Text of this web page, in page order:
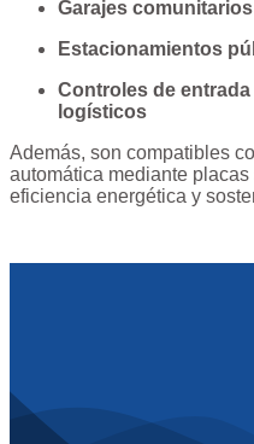
Garajes
Estacionamientos
Controles de
logísticos
Además, son compatibles
automática mediante
eficiencia energética y